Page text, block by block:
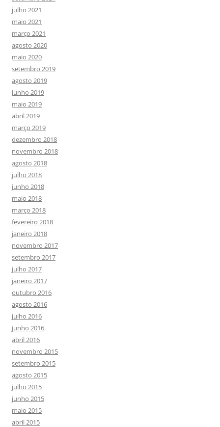
julho 2021
maio 2021
março 2021
agosto 2020
maio 2020
setembro 2019
agosto 2019
junho 2019
maio 2019
abril 2019
março 2019
dezembro 2018
novembro 2018
agosto 2018
julho 2018
junho 2018
maio 2018
março 2018
fevereiro 2018
janeiro 2018
novembro 2017
setembro 2017
julho 2017
janeiro 2017
outubro 2016
agosto 2016
julho 2016
junho 2016
abril 2016
novembro 2015
setembro 2015
agosto 2015
julho 2015
junho 2015
maio 2015
abril 2015